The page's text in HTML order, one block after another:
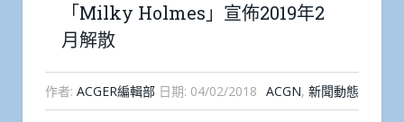
「Milky Holmes」宣佈2019年2
月解散
作者: ACGER編輯部 日期: 04/02/2018 ACGN, 新聞動態